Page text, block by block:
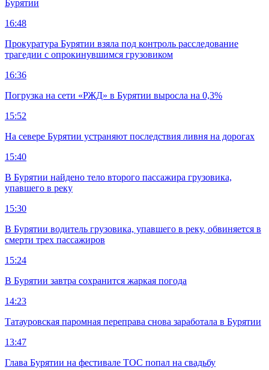
Бурятии
16:48
Прокуратура Бурятии взяла под контроль расследование
трагедии с опрокинувшимся грузовиком
16:36
Погрузка на сети «РЖД» в Бурятии выросла на 0,3%
15:52
На севере Бурятии устраняют последствия ливня на дорогах
15:40
В Бурятии найдено тело второго пассажира грузовика,
упавшего в реку
15:30
В Бурятии водитель грузовика, упавшего в реку, обвиняется в
смерти трех пассажиров
15:24
В Бурятии завтра сохранится жаркая погода
14:23
Татауровская паромная переправа снова заработала в Бурятии
13:47
Глава Бурятии на фестивале ТОС попал на свадьбу